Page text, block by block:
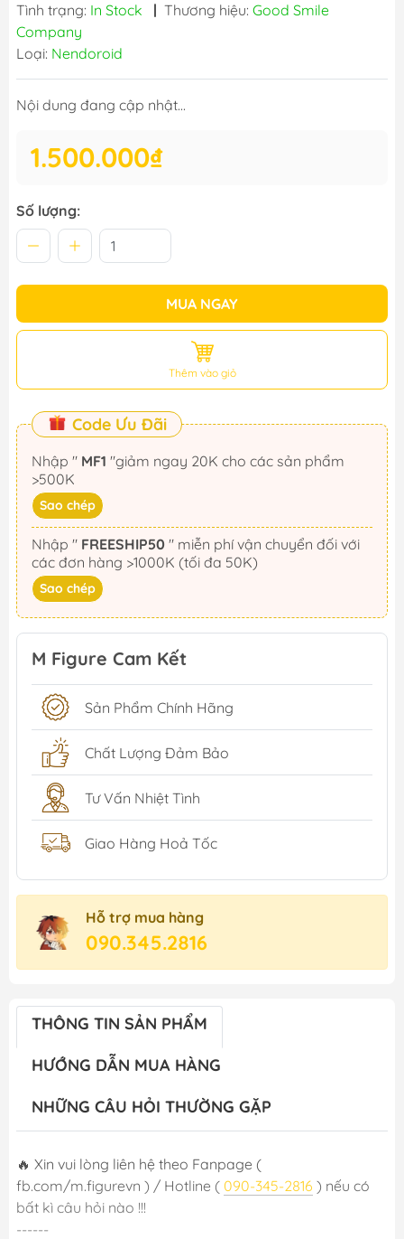
Tình trạng: In Stock | Thương hiệu: Good Smile
Company
Loại: Nendoroid
Nội dung đang cập nhật...
1.500.000₫
Số lượng:
MUA NGAY
Thêm vào giỏ
Code Ưu Đãi
Nhập " MF1
>500K
Sao chép
Nhập " FREESHIP50
các đơn hàng >1000K (tối đa 50K)
Sao chép
M Figure Cam Kết
Sản Phẩm Chính Hãng
Chất Lượng Đảm Bảo
Tư Vấn Nhiệt Tình
Giao Hàng Hoả Tốc
Hỗ trợ mua hàng
090.345.2816
THÔNG TIN SẢN PHẨM
HƯỚNG DẪN MUA HÀNG
NHỮNG CÂU HỎI THƯỜNG GẶP
🔥 Xin vui lòng liên hệ theo Fanpage (
fb.com/m.figurevn ) / Hotline ( 090-345-2816 ) nếu có
bất kì câu hỏi nào !!!
------